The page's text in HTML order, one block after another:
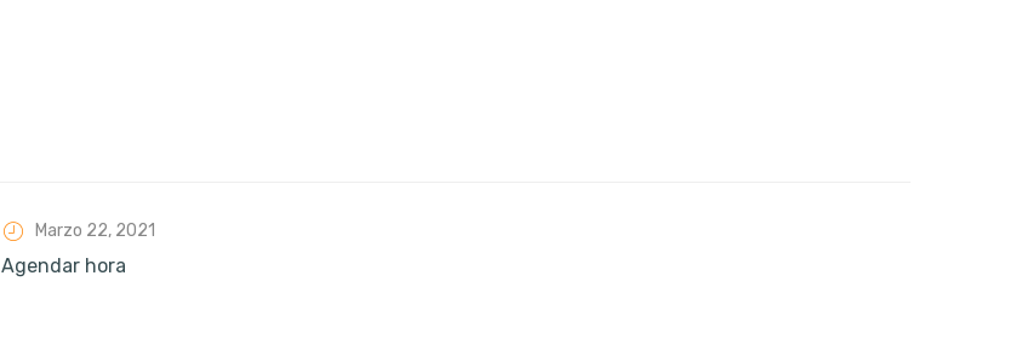
Marzo 22, 2021
Agendar hora